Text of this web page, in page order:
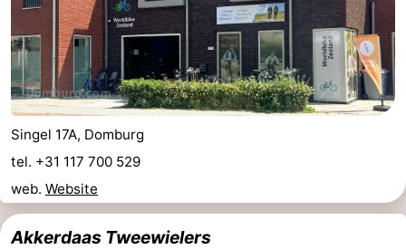
Singel 17A, Domburg
tel. +31 117 700 529
web. Website
Akkerdaas Tweewielers